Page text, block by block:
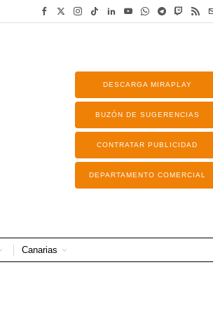
DESCARGA MIRAPLAY
BUZÓN DE SUGERENCIAS
CONTRATAR PUBLICIDAD
DEPARTAMENTO COMERCIAL
Canarias